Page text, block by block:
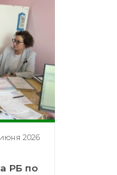
2026
РБ по